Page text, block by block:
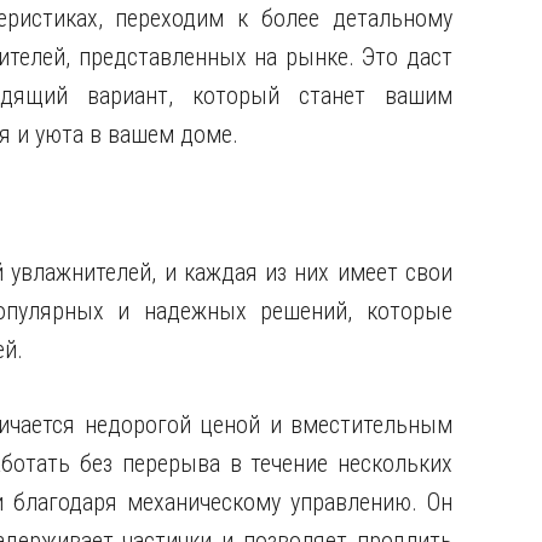
переходим к более детальному
представленных на рынке. Это даст
вариант, который станет вашим
и уюта в вашем доме.
и каждая из них имеет свои
и надежных решений, которые
недорогой ценой и вместительным
без перерыва в течение нескольких
механическому управлению. Он